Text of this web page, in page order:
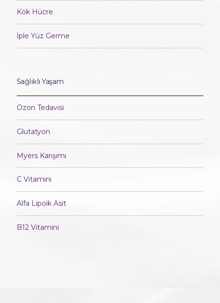
Kök Hücre
İple Yüz Germe
Sağlıklı Yaşam
Ozon Tedavisi
Glutatyon
Myers Karışımı
C Vitamini
Alfa Lipoik Asit
B12 Vitamini